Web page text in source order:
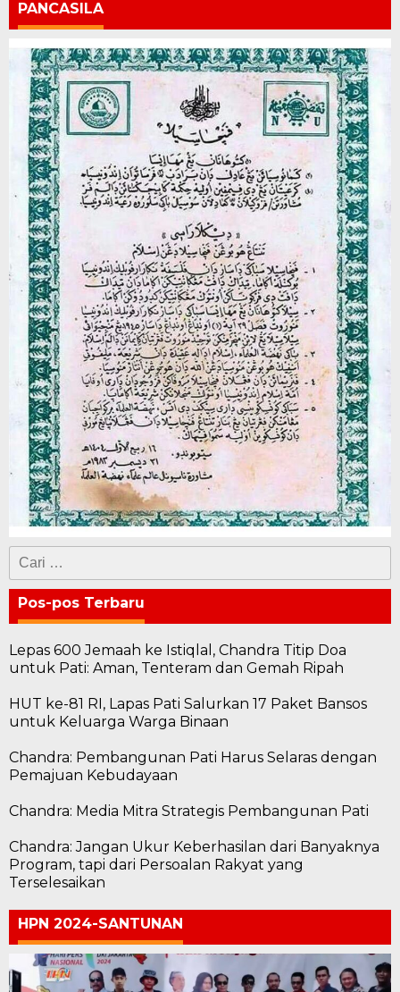
PANCASILA
Cari
untuk:
Pos-pos Terbaru
Lepas 600 Jemaah ke Istiqlal, Chandra Titip Doa
untuk Pati: Aman, Tenteram dan Gemah Ripah
HUT ke-81 RI, Lapas Pati Salurkan 17 Paket Bansos
untuk Keluarga Warga Binaan
Chandra: Pembangunan Pati Harus Selaras dengan
Pemajuan Kebudayaan
Chandra: Media Mitra Strategis Pembangunan Pati
Chandra: Jangan Ukur Keberhasilan dari Banyaknya
Program, tapi dari Persoalan Rakyat yang
Terselesaikan
HPN 2024-SANTUNAN